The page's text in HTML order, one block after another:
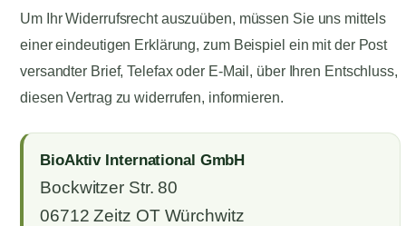
Um Ihr Widerrufsrecht auszuüben, müssen Sie uns mittels
einer eindeutigen Erklärung, zum Beispiel ein mit der Post
versandter Brief, Telefax oder E-Mail, über Ihren Entschluss,
diesen Vertrag zu widerrufen, informieren.
BioAktiv International GmbH
Bockwitzer Str. 80
06712 Zeitz OT Würchwitz